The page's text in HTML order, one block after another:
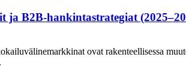
ja B2B-hankintastrategiat
ovat rakenteellisessa